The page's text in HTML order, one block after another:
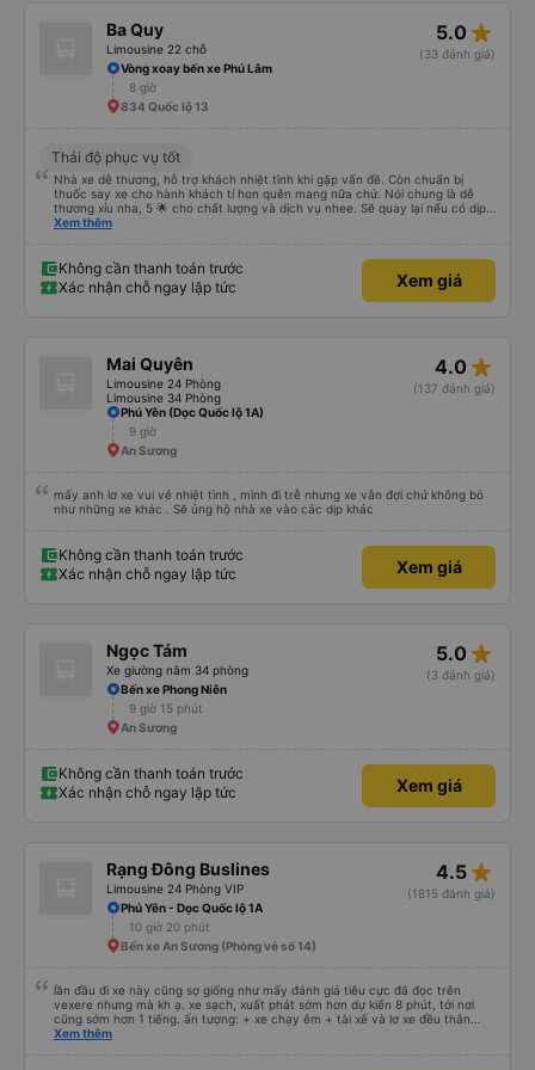
Ba Quy
Limousine 22 chỗ
5.0 star_rate
(33 đánh giá)
Vòng xoay bến xe Phú Lâm
8 giờ
834 Quốc lộ 13
Thái độ phục vụ tốt
Nhà xe dễ thương, hỗ trợ khách nhiệt tình khi gặp vấn đề. Còn chuẩn bị
thuốc say xe cho hành khách tí hon quên mang nữa chứ. Nói chung là dễ
thương xỉu nha, 5 🌟 cho chất lượng và dịch vụ nhee. Sẽ quay lại nếu có dịp
cần 💕
Xem thêm
Không cần thanh toán trước
Xác nhận chỗ ngay lập tức
Xem giá
Mai Quyên
Limousine 24 Phòng
Limousine 34 Phòng
4.0 star_rate
(137 đánh giá)
Phú Yên (Dọc Quốc lộ 1A)
9 giờ
An Sương
mấy anh lơ xe vui vẻ nhiệt tình , mình đi trễ nhưng xe vẫn đợi chứ không bỏ
như những xe khác . Sẽ ủng hộ nhà xe vào các dịp khác
Không cần thanh toán trước
Xác nhận chỗ ngay lập tức
Xem giá
Ngọc Tám
Xe giường nằm 34 phòng
5.0 star_rate
(3 đánh giá)
Bến xe Phong Niên
9 giờ 15 phút
An Sương
Không cần thanh toán trước
Xác nhận chỗ ngay lập tức
Xem giá
Rạng Đông Buslines
Limousine 24 Phòng VIP
4.5 star_rate
(1815 đánh giá)
Phú Yên - Dọc Quốc lộ 1A
10 giờ 20 phút
Bến xe An Sương (Phòng vé số 14)
lần đầu đi xe này cũng sợ giống như mấy đánh giá tiêu cực đã đọc trên
vexere nhưng mà kh ạ. xe sạch, xuất phát sớm hơn dự kiến 8 phút, tới nơi
cũng sớm hơn 1 tiếng. ấn tượng: + xe chạy êm + tài xế và lơ xe đều thân
thiện dễ thương. thật ra cũng kh tiếp xúc nhiều+ lắm nhưng cá nhân mình
Xem thêm